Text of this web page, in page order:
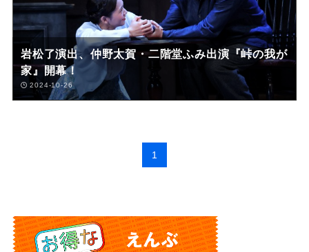
岩松了演出、仲野太賀・二階堂ふみ出演『峠の我が
家』開幕！
2024-10-26
1